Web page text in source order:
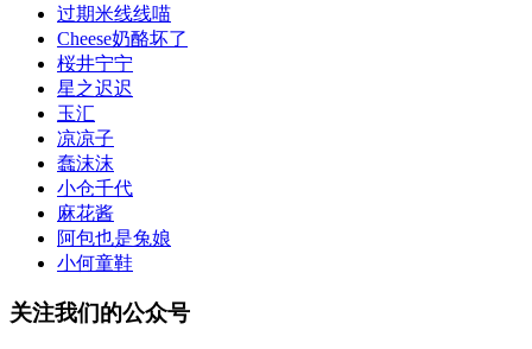
过期米线线喵
Cheese奶酪坏了
桜井宁宁
星之迟迟
玉汇
凉凉子
蠢沫沫
小仓千代
麻花酱
阿包也是兔娘
小何童鞋
关注我们的公众号